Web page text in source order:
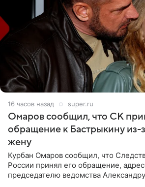
16 часов назад super.ru
Омаров сообщил, что СК
обращение к Бастрыкину из-
жену
Курбан Омаров сообщил, что
России принял его обращение,
председателю ведомства